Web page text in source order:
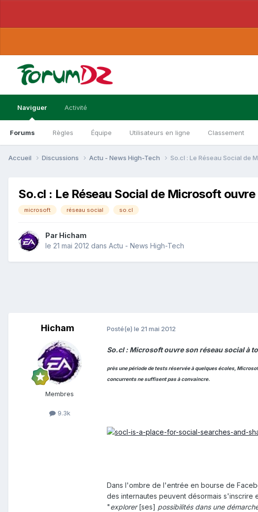
Naviguer
Forums Règles Équipe Utilisateurs en ligne Classement
Activité
Accueil Discussions Actu - News High-Tech So.cl : Le Réseau Social de
So.cl : Le Réseau Social de Microsoft
microsoft réseau social so.cl
Par Hicham
le 21 mai 2012 dans Actu - News High-Tech
Hicham
Membres
9.3k
Posté(e) le 21 mai 2012
So.cl : Microsoft ouvre son réseau social à
près une période de tests réservée à quelques écoles,
concurrents ne suffisent pas à convaincre.
Dans l'ombre de l'entrée en bourse de
des internautes peuvent désormais
"explorer[ses] possibilités dans une